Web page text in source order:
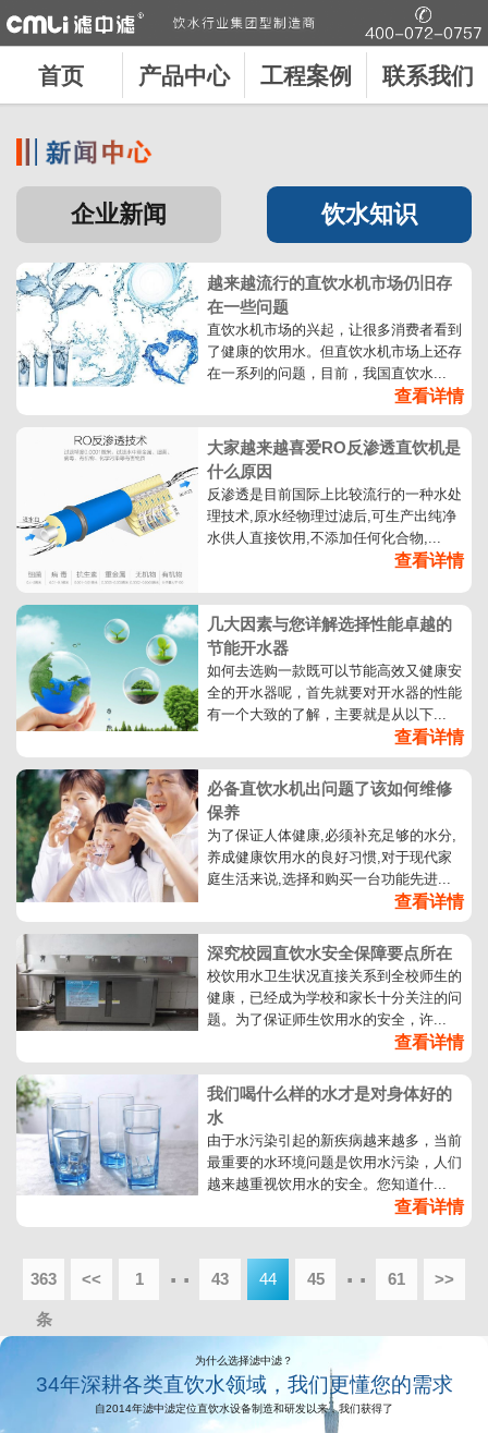
首页 产品中心 工程案例 联系我们
企业新闻 饮水知识
越来越流行的直饮水机市场仍旧存
在一些问题
直饮水机市场的兴起，让很多消费者看到
了健康的饮用水。但直饮水机市场上还存
在一系列的问题，目前，我国直饮水...
查看详情
大家越来越喜爱RO反渗透直饮机是
什么原因
反渗透是目前国际上比较流行的一种水处
理技术,原水经物理过滤后,可生产出纯净
水供人直接饮用,不添加任何化合物,...
查看详情
几大因素与您详解选择性能卓越的
节能开水器
如何去选购一款既可以节能高效又健康安
全的开水器呢，首先就要对开水器的性能
有一个大致的了解，主要就是从以下...
查看详情
必备直饮水机出问题了该如何维修
保养
为了保证人体健康,必须补充足够的水分,
养成健康饮用水的良好习惯,对于现代家
庭生活来说,选择和购买一台功能先进...
查看详情
深究校园直饮水安全保障要点所在
校饮用水卫生状况直接关系到全校师生的
健康，已经成为学校和家长十分关注的问
题。为了保证师生饮用水的安全，许...
查看详情
我们喝什么样的水才是对身体好的
水
由于水污染引起的新疾病越来越多，当前
最重要的水环境问题是饮用水污染，人们
越来越重视饮用水的安全。您知道什...
查看详情
363
条
<< 1 ·· 43 44 45 ·· 61 >>
为什么选择滤中滤？
34年深耕各类直饮水领域，我们更懂您的需求
自2014年滤中滤定位直饮水设备制造和研发以来，我们获得了